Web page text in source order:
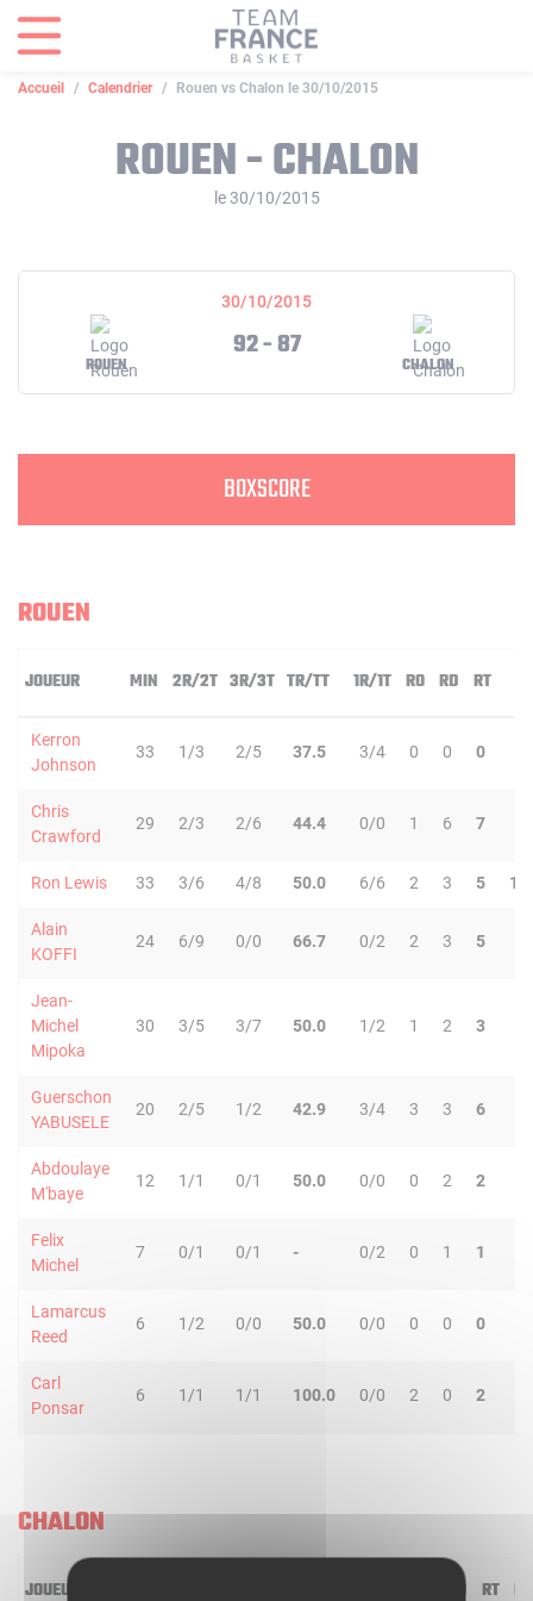
Accueil Calendrier Rouen vs Chalon le 30/10/2015
ROUEN - CHALON
le 30/10/2015
30/10/2015
ROUEN
92 - 87
CHALON
BOXSCORE
ROUEN
JOUEUR MIN 2R/2T 3R/3T TR/TT 1R/1T RO RD RT
Kerron
Johnson
33 1/3 2/5 37.5 3/4 0 0 0
Chris
Crawford
29 2/3 2/6 44.4 0/0 1 6 7
Ron Lewis 33 3/6 4/8 50.0 6/6 2 3 5 11
Alain
KOFFI
24 6/9 0/0 66.7 0/2 2 3 5
Jean-
Michel
Mipoka
30 3/5 3/7 50.0 1/2 1 2 3
Guerschon
YABUSELE
20 2/5 1/2 42.9 3/4 3 3 6
Abdoulaye
M'baye
12 1/1 0/1 50.0 0/0 0 2 2
Felix
Michel
7 0/1 0/1 - 0/2 0 1 1
Lamarcus
Reed
6 1/2 0/0 50.0 0/0 0 0 0
Carl
Ponsar
6 1/1 1/1 100.0 0/0 2 0 2
CHALON
JOUEUR RD RT PD
Panneau de gestion des cookies